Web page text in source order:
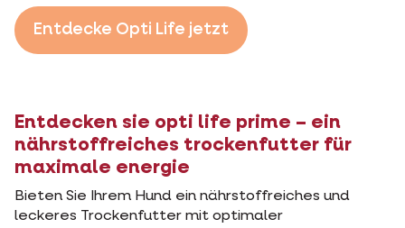
Entdecke Opti Life jetzt
Entdecken sie opti life prime – ein
nährstoffreiches trockenfutter für
maximale energie
Bieten Sie Ihrem Hund ein nährstoffreiches und
leckeres Trockenfutter mit optimaler